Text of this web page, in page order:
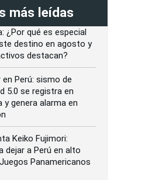
más leídas
¿Por qué es especial
destino en agosto y
destacan?
en Perú: sismo de
5.0 se registra en
y genera alarma en
Keiko Fujimori:
dejar a Perú en alto
Panamericanos